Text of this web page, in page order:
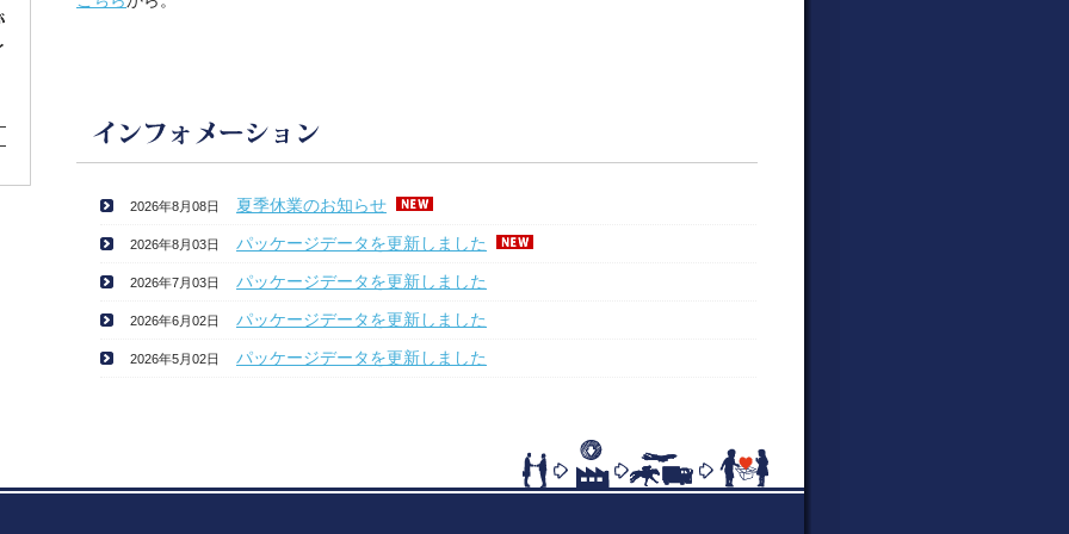
2026年8月08日 夏季休業のお知らせ
2026年8月03日 パッケージデータを更新しました
2026年7月03日 パッケージデータを更新しました
2026年6月02日 パッケージデータを更新しました
2026年5月02日 パッケージデータを更新しました